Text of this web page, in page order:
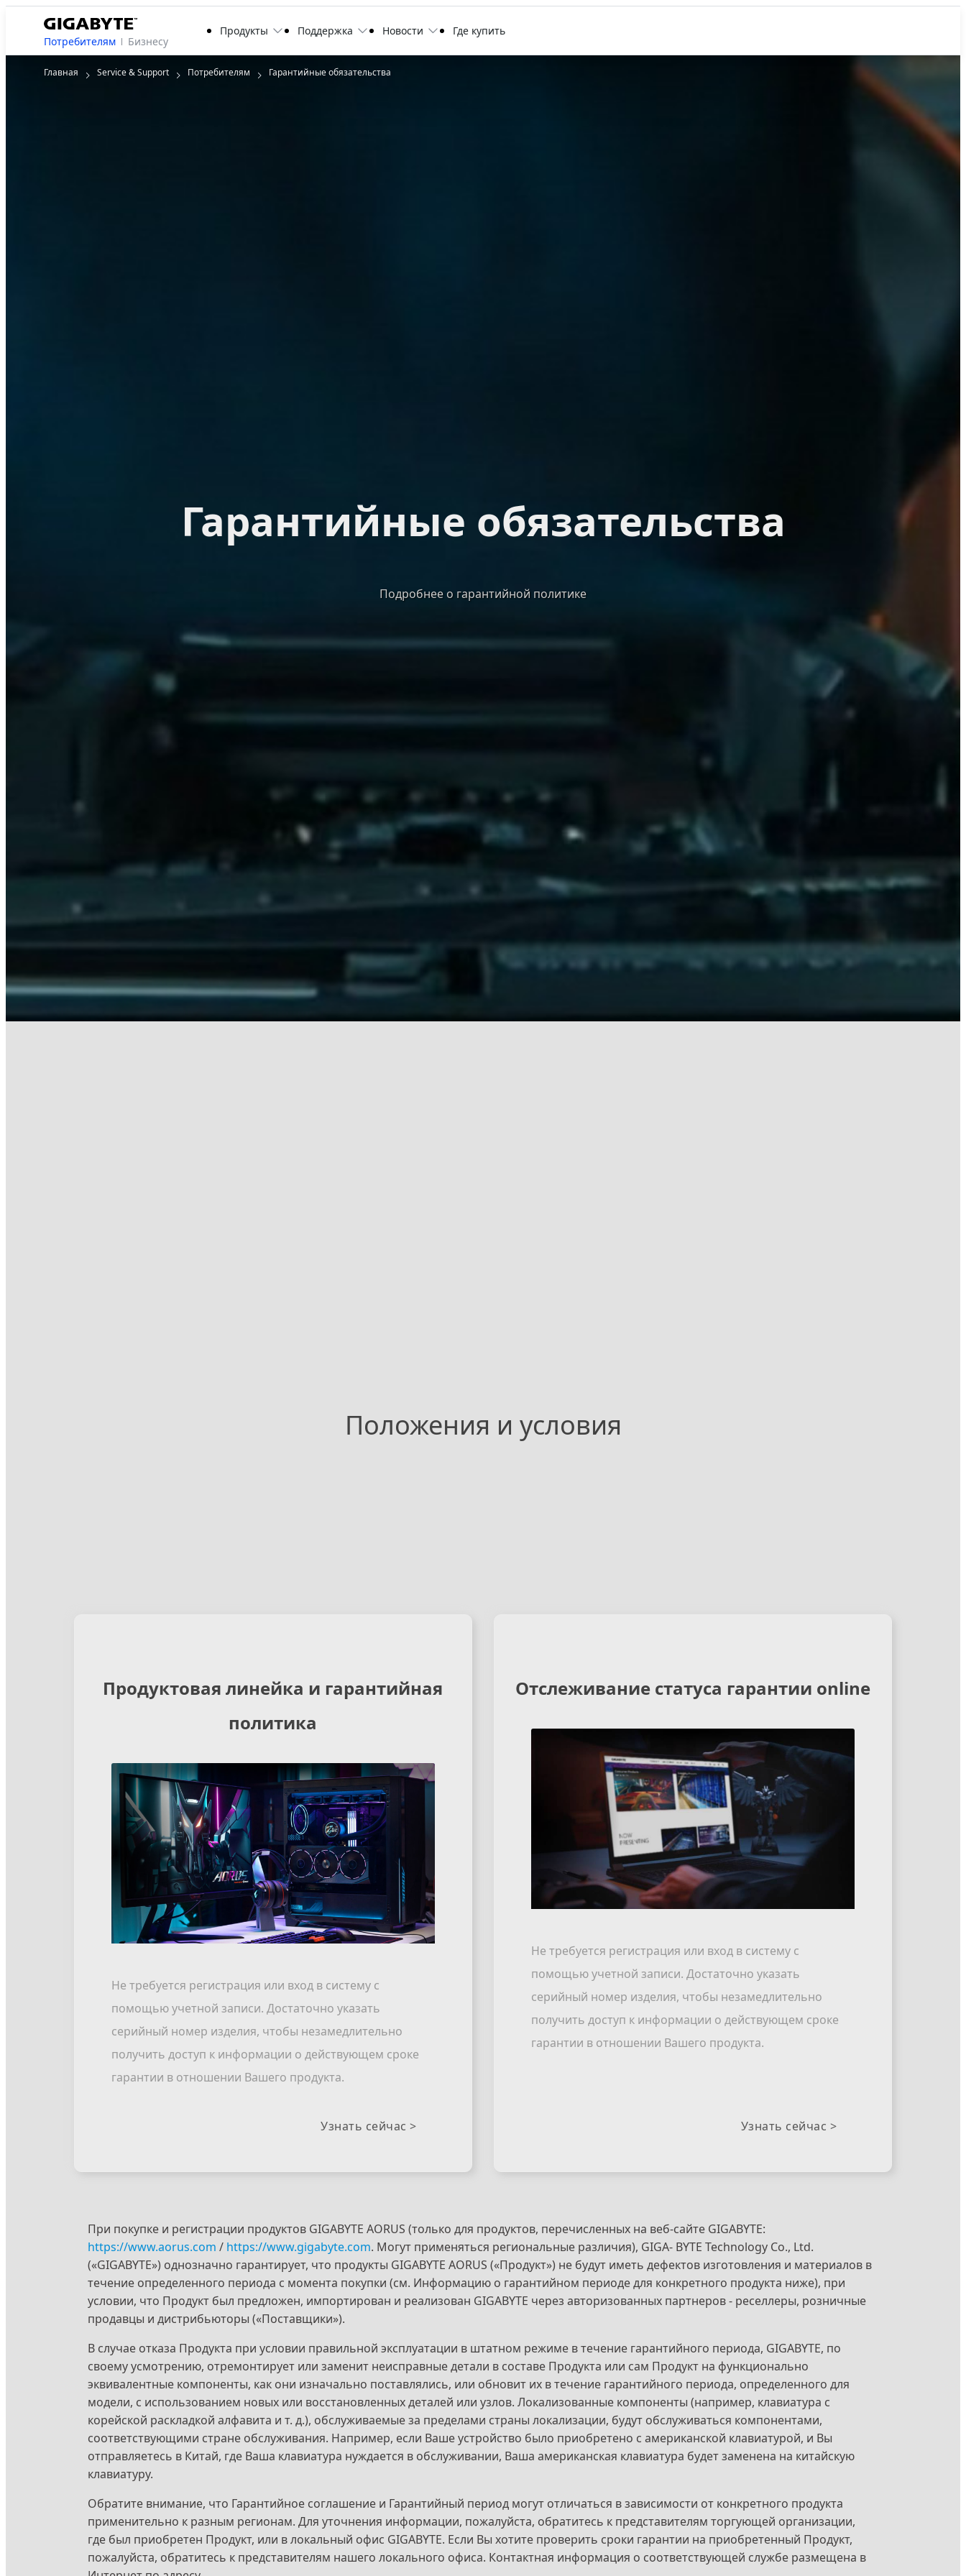
Потребителям Бизнесу
Продукты Поддержка Новости Где купить
Главная Service & Support Потребителям Гарантийные обязательства
Гарантийные обязательства
Подробнее о гарантийной политике
Положения и условия
Продуктовая линейка и гарантийная
политика
Не требуется регистрация или вход в систему с
помощью учетной записи. Достаточно указать
серийный номер изделия, чтобы незамедлительно
получить доступ к информации о действующем сроке
гарантии в отношении Вашего продукта.
Узнать сейчас >
Отслеживание статуса гарантии online
Не требуется регистрация или вход в систему с
помощью учетной записи. Достаточно указать
серийный номер изделия, чтобы незамедлительно
получить доступ к информации о действующем сроке
гарантии в отношении Вашего продукта.
Узнать сейчас >
При покупке и регистрации продуктов GIGABYTE AORUS (только для продуктов, перечисленных на веб-сайте GIGABYTE:
https://www.aorus.com / https://www.gigabyte.com. Могут применяться региональные различия), GIGA- BYTE Technology Co., Ltd.
(«GIGABYTE») однозначно гарантирует, что продукты GIGABYTE AORUS («Продукт») не будут иметь дефектов изготовления и материалов в
течение определенного периода с момента покупки (см. Информацию о гарантийном периоде для конкретного продукта ниже), при
условии, что Продукт был предложен, импортирован и реализован GIGABYTE через авторизованных партнеров - реселлеры, розничные
продавцы и дистрибьюторы («Поставщики»).
В случае отказа Продукта при условии правильной эксплуатации в штатном режиме в течение гарантийного периода, GIGABYTE, по
своему усмотрению, отремонтирует или заменит неисправные детали в составе Продукта или сам Продукт на функционально
эквивалентные компоненты, как они изначально поставлялись, или обновит их в течение гарантийного периода, определенного для
модели, с использованием новых или восстановленных деталей или узлов. Локализованные компоненты (например, клавиатура с
корейской раскладкой алфавита и т. д.), обслуживаемые за пределами страны локализации, будут обслуживаться компонентами,
соответствующими стране обслуживания. Например, если Ваше устройство было приобретено с американской клавиатурой, и Вы
отправляетесь в Китай, где Ваша клавиатура нуждается в обслуживании, Ваша американская клавиатура будет заменена на китайскую
клавиатуру.
Обратите внимание, что Гарантийное соглашение и Гарантийный период могут отличаться в зависимости от конкретного продукта
применительно к разным регионам. Для уточнения информации, пожалуйста, обратитесь к представителям торгующей организации,
где был приобретен Продукт, или в локальный офис GIGABYTE. Если Вы хотите проверить сроки гарантии на приобретенный Продукт,
пожалуйста, обратитесь к представителям нашего локального офиса. Контактная информация о соответствующей службе размещена в